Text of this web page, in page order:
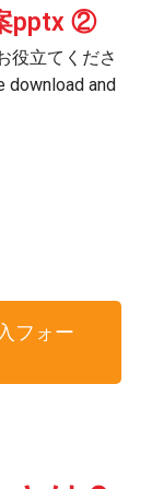
pptx ②
役立てくださ
download and
フォー